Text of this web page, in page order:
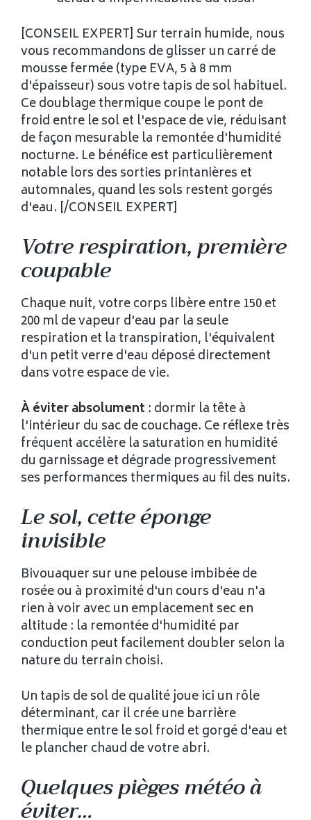
[CONSEIL EXPERT] Sur terrain humide, nous
vous recommandons de glisser un carré de
mousse fermée (type EVA, 5 à 8 mm
d'épaisseur) sous votre tapis de sol habituel.
Ce doublage thermique coupe le pont de
froid entre le sol et l'espace de vie, réduisant
de façon mesurable la remontée d'humidité
nocturne. Le bénéfice est particulièrement
notable lors des sorties printanières et
automnales, quand les sols restent gorgés
d'eau. [/CONSEIL EXPERT]
Votre respiration, première
coupable
Chaque nuit, votre corps libère entre 150 et
200 ml de vapeur d'eau par la seule
respiration et la transpiration, l'équivalent
d'un petit verre d'eau déposé directement
dans votre espace de vie.
À éviter absolument : dormir la tête à
l'intérieur du sac de couchage. Ce réflexe très
fréquent accélère la saturation en humidité
du garnissage et dégrade progressivement
ses performances thermiques au fil des nuits.
Le sol, cette éponge
invisible
Bivouaquer sur une pelouse imbibée de
rosée ou à proximité d'un cours d'eau n'a
rien à voir avec un emplacement sec en
altitude : la remontée d'humidité par
conduction peut facilement doubler selon la
nature du terrain choisi.
Un tapis de sol de qualité joue ici un rôle
déterminant, car il crée une barrière
thermique entre le sol froid et gorgé d'eau et
le plancher chaud de votre abri.
Quelques pièges météo à
éviter…